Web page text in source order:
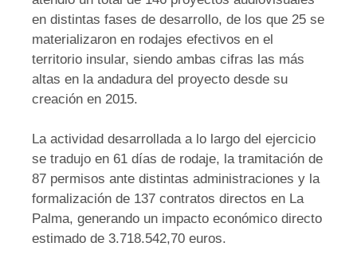
en distintas fases de desarrollo, de los que 25 se
materializaron en rodajes efectivos en el
territorio insular, siendo ambas cifras las más
altas en la andadura del proyecto desde su
creación en 2015.
La actividad desarrollada a lo largo del ejercicio
se tradujo en 61 días de rodaje, la tramitación de
87 permisos ante distintas administraciones y la
formalización de 137 contratos directos en La
Palma, generando un impacto económico directo
estimado de 3.718.542,70 euros.